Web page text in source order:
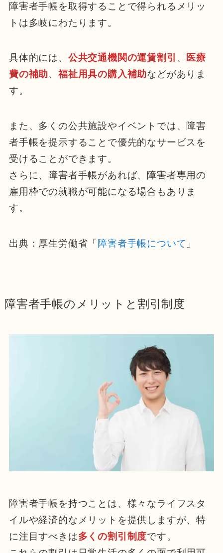
障害者手帳を取得することで得られるメリッ
トは多岐にわたります。
具体的には、 公共交通機関の運賃割引 、
医療
費の補助、福祉用具の購入補助などがありま
す。
また、多くの公共施設やイベントでは、障害
者手帳を提示することで優先的なサービスを
受けることができます。
さらに、障害者手帳があれば、障害者専用の
雇用枠での就職が可能になる場合もありま
す。
出典：厚生労働省「障害者手帳について 」
障害者手帳のメリットと割引制度
障害者手帳を持つことは、様々なライフスタ
イルや経済的なメリットを提供しますが、特
に注目すべきは多くの割引制度です。